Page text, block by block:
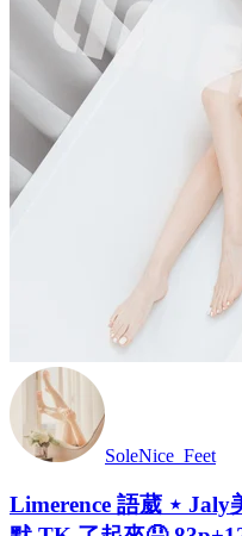
SoleNice_Feet
Limerence 語葳 ⋆ Jaly